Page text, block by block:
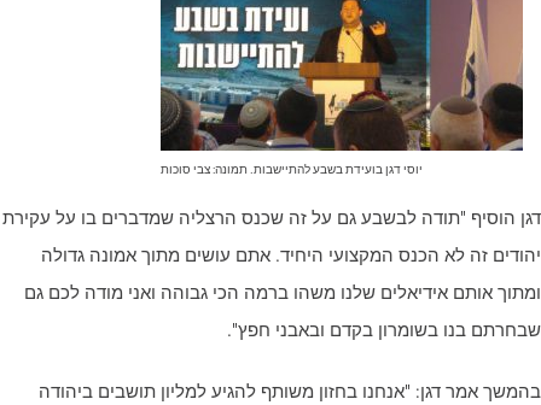
יוסי דגן בועידת בשבע להתיישבות. תמונה: צבי סוכות
הוסיף "תודה לבשבע גם על זה שכנס הרצליה שמדברים בו על עקירת
זה לא הכנס המקצועי היחיד. אתם עושים מתוך אמונה גדולה
אותם אידיאלים שלנו משהו ברמה הכי גבוהה ואני מודה לכם גם
בנו בשומרון בקדם ובאבני חפץ".
אמר דגן: "אנחנו בחזון משותף להגיע למליון תושבים ביהודה